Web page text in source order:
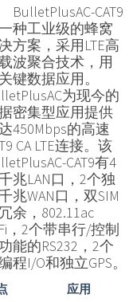
BulletPlusAC-CAT9
种工业级的蜂窝
方案，采用LTE高
波聚合技术，用
键数据应用。
为现今的
密集型应用提供
450Mbps的高速
CA LTE连接。该
CAT9有4
兆LAN口，2个独
兆WAN口，双SIM
余，802.11ac
， 2个带串行/控制
能的RS232 ，2个
程I/O和独立GPS。
应用